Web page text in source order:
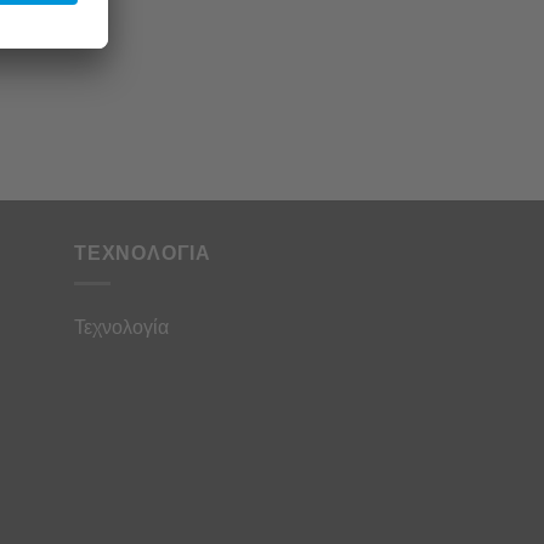
ΤΕΧΝΟΛΟΓΙΑ
Τεχνολογία